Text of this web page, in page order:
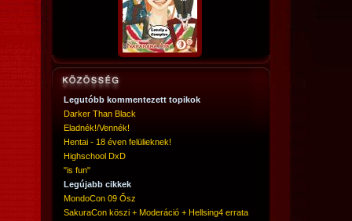
Legutóbb kommentezett topikok
Darker Than Black
Eladnék!/Vennék!
Hentai - 18 éven felülieknek!
Highschool DxD
"is fun"
Legújabb cikkek
MondoCon 09 Ősz
SakuraCon köszi + Moderáció + Hellsing4 errata